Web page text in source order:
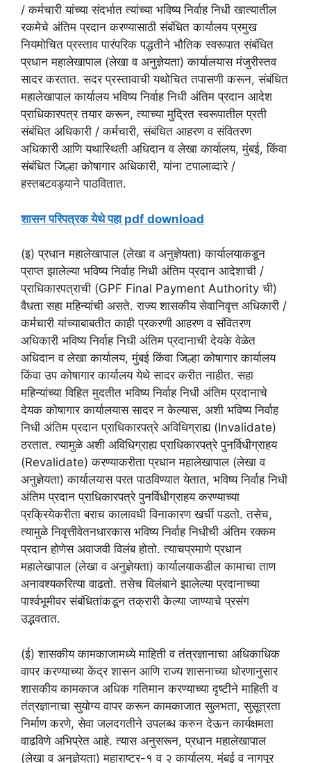
/ कर्मचारी यांच्या संदर्भात त्यांच्या भविष्य निर्वाह निधी खात्यातील
रकमेचे अंतिम प्रदान करण्यासाठी संबंधित कार्यालय प्रमुख
नियमोचित प्रस्ताव पारंपरिक पद्धतीने भौतिक स्वरूपात संबंधित
प्रधान महालेखापाल (लेखा व अनुज्ञेयता) कार्यालयास मंजुरीस्तव
सादर करतात. सदर प्रस्तावाची यथोचित तपासणी करून, संबंधित
महालेखापाल कार्यालय भविष्य निर्वाह निधी अंतिम प्रदान आदेश
प्राधिकारपत्र तयार करून, त्याच्या मुद्रित स्वरूपातील प्रती
संबंधित अधिकारी / कर्मचारी, संबंधित आहरण व संवितरण
अधिकारी आणि यथास्थिती अधिदान व लेखा कार्यालय, मुंबई, किंवा
संबंधित जिल्हा कोषागार अधिकारी, यांना टपालाव्दारे /
हस्तबटवड्याने पाठवितात.
शासन परिपत्रक येथे पहा pdf download
(इ) प्रधान महालेखापाल (लेखा व अनुज्ञेयता) कार्यालयाकडून
प्राप्त झालेल्या भविष्य निर्वाह निधी अंतिम प्रदान आदेशाची /
प्राधिकारपत्राची (GPF Final Payment Authority ची)
वैधता सहा महिन्यांची असते. राज्य शासकीय सेवानिवृत्त अधिकारी /
कर्मचारी यांच्याबाबतीत काही प्रकरणी आहरण व संवितरण
अधिकारी भविष्य निर्वाह निधी अंतिम प्रदानाची देयके वेळेत
अधिदान व लेखा कार्यालय, मुंबई किंवा जिल्हा कोषागार कार्यालय
किंवा उप कोषागार कार्यालय येथे सादर करीत नाहीत. सहा
महिन्यांच्या विहित मुदतीत भविष्य निर्वाह निधी अंतिम प्रदानाचे
देयक कोषागार कार्यालयास सादर न केल्यास, अशी भविष्य निर्वाह
निधी अंतिम प्रदान प्राधिकारपत्रे अविधिग्राह्य (Invalidate)
ठरतात. त्यामुळे अशी अविधिग्राह्य प्राधिकारपत्रे पुनर्विधीग्राहय
(Revalidate) करण्याकरीता प्रधान महालेखापाल (लेखा व
अनुज्ञेयता) कार्यालयास परत पाठविण्यात येतात, भविष्य निर्वाह निधी
अंतिम प्रदान प्राधिकारपत्रे पुनर्विधीग्राहय करण्याच्या
प्रक्रियेकरीता बराच कालावधी विनाकारण खर्ची पडतो. तसेच,
त्यामुळे निवृत्तीवेतनधारकास भविष्य निर्वाह निधीची अंतिम रक्कम
प्रदान होणेस अवाजवी विलंब होतो. त्याचप्रमाणे प्रधान
महालेखापाल (लेखा व अनुज्ञेयता) कार्यालयाकडील कामाचा ताण
अनावश्यकरित्या वाढतो. तसेच विलंबाने झालेल्या प्रदानाच्या
पार्श्वभूमीवर संबंधितांकडून तक्रारी केल्या जाण्याचे प्रसंग
उद्भवतात.
(ई) शासकीय कामकाजामध्ये माहिती व तंत्रज्ञानाचा अधिकाधिक
वापर करण्याच्या केंद्र शासन आणि राज्य शासनाच्या धोरणानुसार
शासकीय कामकाज अधिक गतिमान करण्याच्या दृष्टीने माहिती व
तंत्रज्ञानाचा सुयोग्य वापर करून कामकाजात सुलभता, सुसूत्रता
निर्माण करणे, सेवा जलदगतीने उपलब्ध करुन देऊन कार्यक्षमता
वाढविणे अभिप्रेत आहे. त्यास अनुसरून, प्रधान महालेखापाल
(लेखा व अनुज्ञेयता) महाराष्ट्र-१ व २ कार्यालय, मुंबई व नागपूर